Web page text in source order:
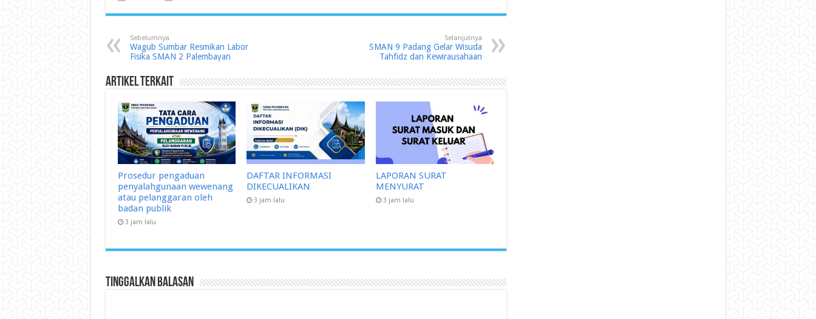
Sebelumnya
Wagub Sumbar Resmikan Labor
Fisika SMAN 2 Palembayan
Selanjutnya
SMAN 9 Padang Gelar Wisuda
Tahfidz dan Kewirausahaan
Artikel Terkait
Prosedur pengaduan
penyalahgunaan wewenang
atau pelanggaran oleh
badan publik
3 jam lalu
DAFTAR INFORMASI
DIKECUALIKAN
3 jam lalu
LAPORAN SURAT
MENYURAT
3 jam lalu
Tinggalkan Balasan